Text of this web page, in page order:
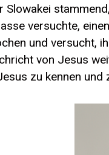
versuchte,
und versucht,
von Jesus
zu kennen und